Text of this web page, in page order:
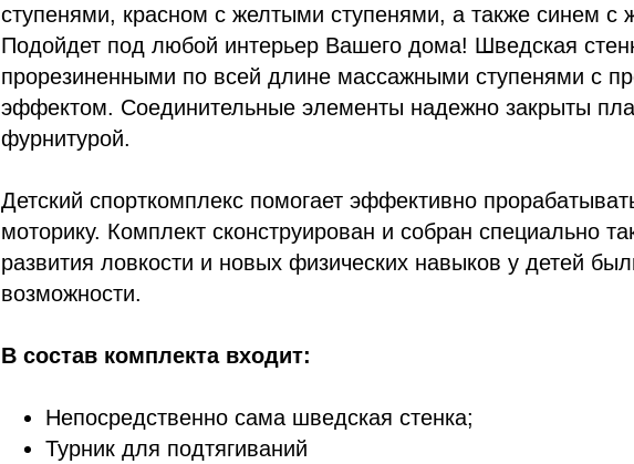
ступенями, красном с желтыми ступенями, а также синем с
Подойдет под любой интерьер Вашего дома! Шведская
прорезиненными по всей длине массажными ступенями с
эффектом. Соединительные элементы надежно закрыты
фурнитурой.
Детский спорткомплекс помогает эффективно
моторику. Комплект сконструирован и собран специально
развития ловкости и новых физических навыков у детей
возможности.
В состав комплекта входит:
Непосредственно сама шведская стенка;
Турник для подтягиваний